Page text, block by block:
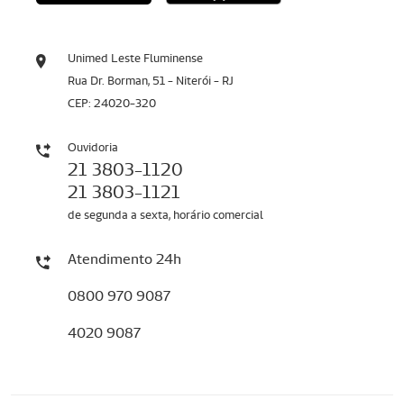
Unimed Leste Fluminense
Rua Dr. Borman, 51 - Niterói - RJ
CEP: 24020-320
Ouvidoria
21 3803-1120
21 3803-1121
de segunda a sexta, horário comercial
Atendimento 24h
0800 970 9087
4020 9087